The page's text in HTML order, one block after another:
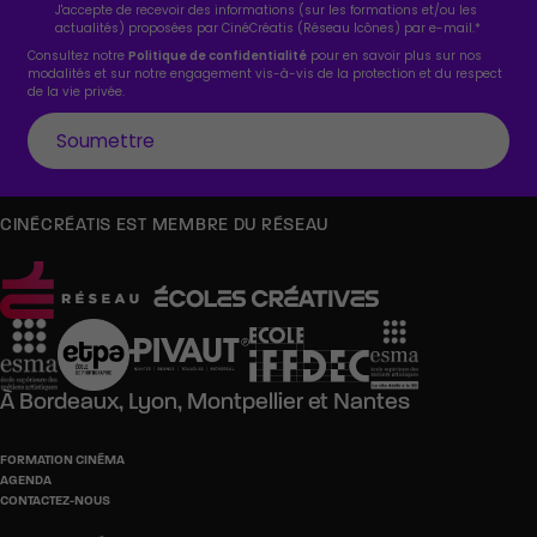
J'accepte de recevoir des informations (sur les formations et/ou les
actualités) proposées par CinéCréatis (Réseau Icônes) par e-mail.*
Consultez notrePolitique de confidentialité pour en savoir plus sur nos
modalités et sur notre engagement vis-à-vis de la protection et du respect
de la vie privée.
CINÉCRÉATIS EST MEMBRE DU RÉSEAU
À Bordeaux, Lyon, Montpellieret Nantes
FORMATION CINÉMA
AGENDA
CONTACTEZ-NOUS